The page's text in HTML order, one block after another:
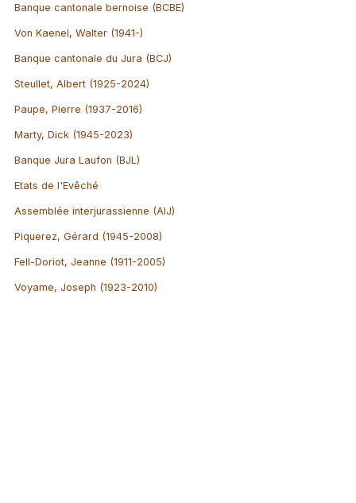
Banque cantonale bernoise (BCBE)
Von Kaenel, Walter (1941-)
Banque cantonale du Jura (BCJ)
Steullet, Albert (1925-2024)
Paupe, Pierre (1937-2016)
Marty, Dick (1945-2023)
Banque Jura Laufon (BJL)
Etats de l'Evêché
Assemblée interjurassienne (AIJ)
Piquerez, Gérard (1945-2008)
Fell-Doriot, Jeanne (1911-2005)
Voyame, Joseph (1923-2010)